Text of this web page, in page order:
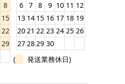
8
15
22
29
6 7 8 9 10 11 12
13 14 15 16 17 18 19
2021 22 23 24 25 26
272829 30
(
発送業務休日)